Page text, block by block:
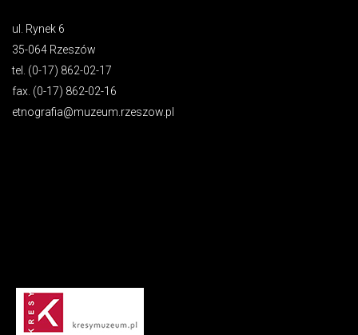
ul. Rynek 6
35-064 Rzeszów
tel. (0-17) 862-02-17
fax. (0-17) 862-02-16
etnografia@muzeum.rzeszow.pl